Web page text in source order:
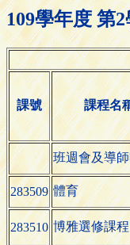
109學年度 第
課號 課程名
班週會及導
283509 體育
283510 博雅選修課程